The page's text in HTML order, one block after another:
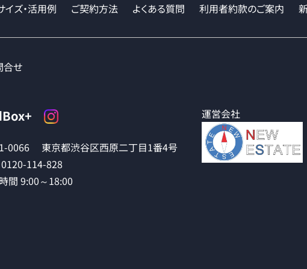
イズ・活用例 ご契約方法 よくある質問 利用者約款のご案内
合せ
0066
東京都渋谷区西原二丁目1番4号
114-828
間 9:00～18:00
運営会社